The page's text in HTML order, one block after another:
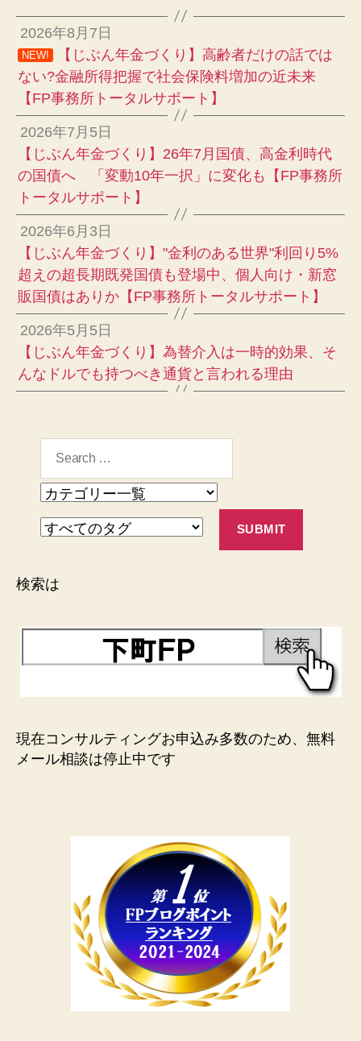
2026年8月7日
NEW!
【じぶん年金づくり】高齢者だけの話では
ない?金融所得把握で社会保険料増加の近未来
【FP事務所トータルサポート】
2026年7月5日
【じぶん年金づくり】26年7月国債、高金利時代
の国債へ 「変動10年一択」に変化も【FP事務所
トータルサポート】
2026年6月3日
【じぶん年金づくり】"金利のある世界"利回り5%
超えの超長期既発国債も登場中、個人向け・新窓
販国債はありか【FP事務所トータルサポート】
2026年5月5日
【じぶん年金づくり】為替介入は一時的効果、そ
んなドルでも持つべき通貨と言われる理由
検索は
現在コンサルティングお申込み多数のため、無料
メール相談は停止中です